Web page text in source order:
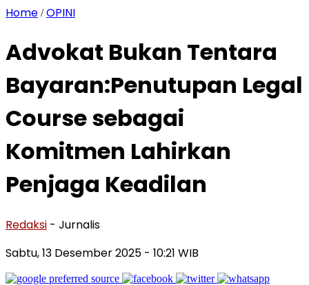
Home /OPINI
Advokat Bukan Tentara
Bayaran:Penutupan Legal
Course sebagai
Komitmen Lahirkan
Penjaga Keadilan
Redaksi - Jurnalis
Sabtu, 13 Desember 2025 - 10:21 WIB